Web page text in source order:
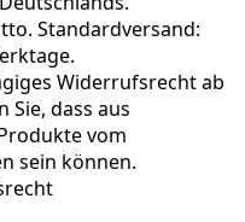
Standardversand:
Widerrufsrecht ab
Sie, dass aus
vom
sein können.